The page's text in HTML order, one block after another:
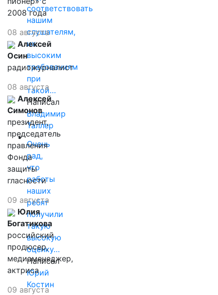
соответствовать
нашим
слушателям,
их
высоким
требованиям
при
такой…
Написал
Владимир
Таллер
Очень
рад,
что
работы
наших
ребят
получили
такую
высокую
оценку…
Написал
Юрий
Костин
2008 года
08 августа
Алексей
Осин
радиожурналист
08 августа
Алексей
Симонов
президент,
председатель
правления
Фонда
защиты
гласности
09 августа
Юлия
Богатикова
российский
продюсер,
медиаменеджер,
актриса
09 августа